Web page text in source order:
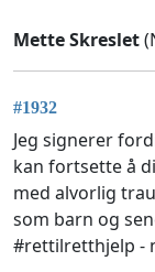
Mette Skreslet
#1932
Jeg signerer
kan fortsette å
med alvorlig
som barn og
#rettilretthjelp -